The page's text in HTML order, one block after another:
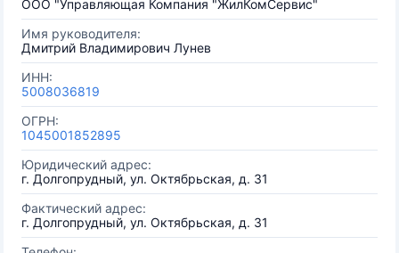
ООО "Управляющая Компания "ЖилКомСервис"
Имя руководителя:
Дмитрий Владимирович Лунев
ИНН:
5008036819
ОГРН:
1045001852895
Юридический адрес:
г. Долгопрудный, ул. Октябрьская, д. 31
Фактический адрес:
г. Долгопрудный, ул. Октябрьская, д. 31